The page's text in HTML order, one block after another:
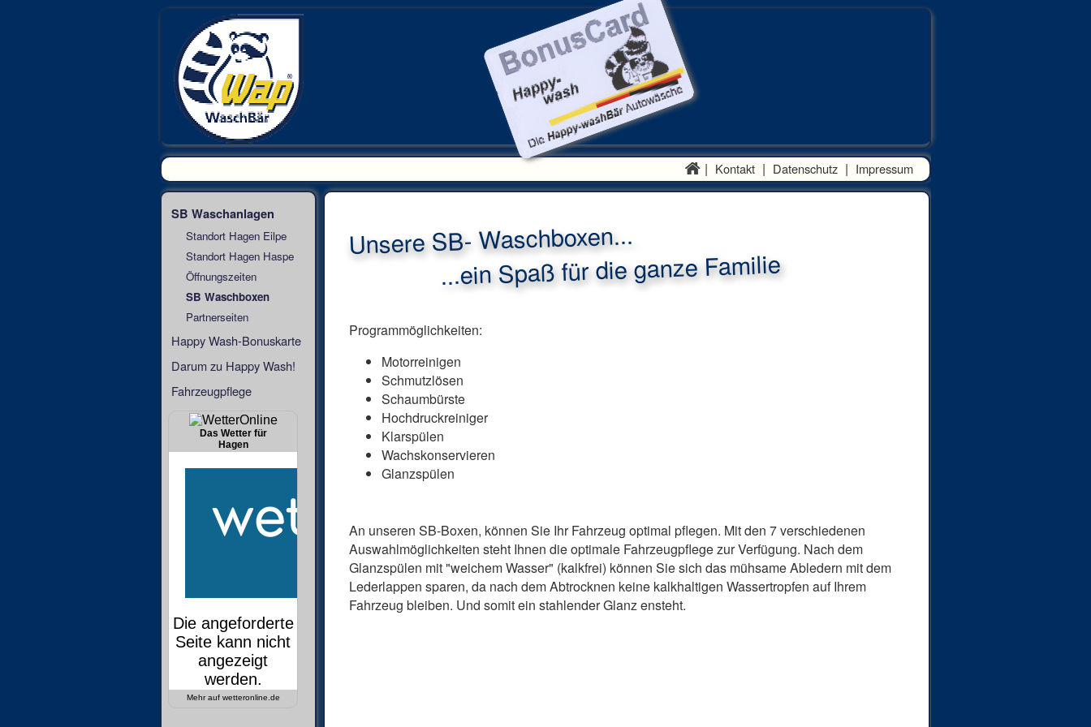
| Kontakt | Datenschutz | Impressum
SB Waschanlagen
Standort Hagen Eilpe
Standort Hagen Haspe
Öffnungszeiten
SB Waschboxen
Partnerseiten
Happy Wash-Bonuskarte
Darum zu Happy Wash!
Fahrzeugpflege
Das Wetter für
Hagen
Mehr auf wetteronline.de
Unsere SB- Waschboxen...
...ein Spaß für die ganze Familie
Programmöglichkeiten:
Motorreinigen
Schmutzlösen
Schaumbürste
Hochdruckreiniger
Klarspülen
Wachskonservieren
Glanzspülen
An unseren SB-Boxen, können Sie Ihr Fahrzeug optimal pflegen. Mit den 7 verschiedenen
Auswahlmöglichkeiten steht Ihnen die optimale Fahrzeugpflege zur Verfügung. Nach dem
Glanzspülen mit "weichem Wasser" (kalkfrei) können Sie sich das mühsame Abledern mit dem
Lederlappen sparen, da nach dem Abtrocknen keine kalkhaltigen Wassertropfen auf Ihrem
Fahrzeug bleiben. Und somit ein stahlender Glanz ensteht.